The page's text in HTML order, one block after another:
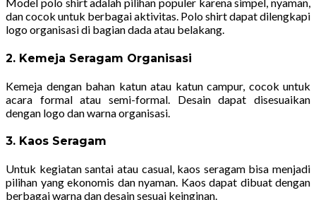
dan cocok untuk berbagai aktivitas. Polo shirt dapat dilengkapi
logo organisasi di bagian dada atau belakang.
2. Kemeja Seragam Organisasi
Kemeja dengan bahan katun atau katun campur, cocok untuk
acara formal atau semi-formal. Desain dapat disesuaikan
dengan logo dan warna organisasi.
3. Kaos Seragam
Untuk kegiatan santai atau casual, kaos seragam bisa menjadi
pilihan yang ekonomis dan nyaman. Kaos dapat dibuat dengan
berbagai warna dan desain sesuai keinginan.